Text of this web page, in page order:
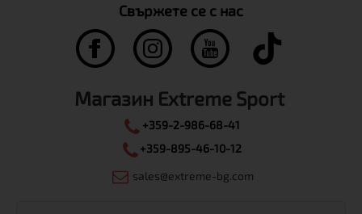
Свържете се с нас
Магазин Extreme Sport
+359-2-986-68-41
+359-895-46-10-12
sales@extreme-bg.com